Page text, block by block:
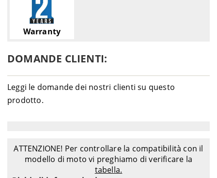
Warranty
DOMANDE CLIENTI:
Leggi le domande dei nostri clienti su questo
prodotto.
ATTENZIONE! Per controllare la compatibilità con il
modello di moto vi preghiamo di verificare la
tabella.